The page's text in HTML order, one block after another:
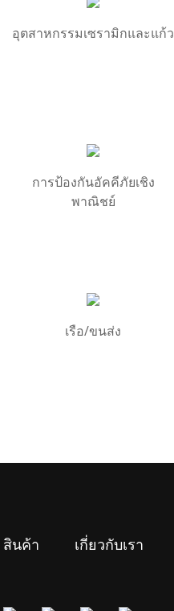
อุตสาหกรรมเซรามิกและแก้ว
การป้องกันอัคคีภัยเชิง
พาณิชย์
เรือ/ขนส่ง
สินค้า เกี่ยวกับเรา